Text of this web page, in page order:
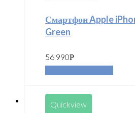
Смартфон Apple
Green
56 990Р
Quickview